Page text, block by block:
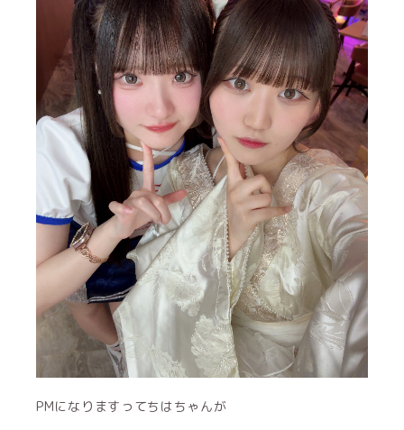
PMになりますってちはちゃんが